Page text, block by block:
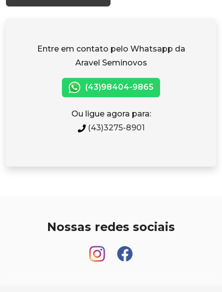
Entre em contato pelo Whatsapp da
Aravel Seminovos
(43)98404-9865
Ou ligue agora para:
(43)3275-8901
Nossas redes sociais